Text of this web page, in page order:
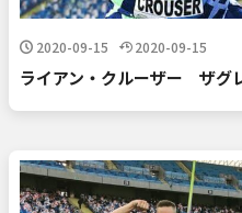
2020-09-15 2020-09-15
ライアン・クルーザー ザグ